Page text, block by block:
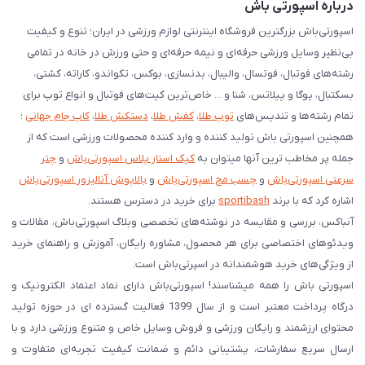
درباره اسپورتی باش
اسپورتی‌باش بزرگترین فروشگاه اینترنتی لوازم ورزشی در ایران؛ تنوع و کیفیت
بی‌نظیر وسایل ورزشی حرفه‌ای و نیمه حرفه‌ای و حتی ورزش در خانه در تمامی
رشته‌های فوتبال، فوتسال، والیبال، بدنسازی، بوکس، تکواندو، کاراته، کشتی،
بسکتبال، یوگا و پیلاتس، شنا و ... خاص‌ترین کیت‌های فوتبال و انواع توپ برای
تمام رشته‌ها و تندیس‌های توپ طلا، کفش طلا، دستکش طلا، کاپ جام جهانی ؛
همچنین اسپورتی باش تولید کننده و وارد کننده محصولات ورزشی است که از
جمله پر مخاطب ترین آنها میتوان به کیک استار پلاس اسپورتی‌باش و چتر
سرعتی اسپورتی‌باش و چسب مچ اسپورتی‌باش و بالاپوش آنالیزور اسپورتی‌باش
اشاره کرد که با برند sportibash برای خرید در دسترس هستند.
آنباکس، بررسی‌ و مقایسه در نوشته‌های تخصصی وبلاگ اسپورتی‌باش، مقالات و
ویدئوهای اختصاصی برای هر محصول، مشاوره رایگان، آموزش و راهنمای خرید
از ویژگی‌های خرید هوشمندانه در اسپرتی‌باش است.
اسپورتی‌ باش را همه میشناسند! اسپورتی‌باش دارای نماد اعتماد الکترونیک و
درگاه پرداخت معتبر است و از سال 1399 فعالیت گسترده ای در حوزه تولید
محتوای ارزشمند و رایگان ورزشی و فروش وسایل خاص و متنوع ورزشی دارد و با
ارسال سریع سفارشات، پشتیبانی دائم و ضمانت کیفیت تجربه‌ای متفاوت و